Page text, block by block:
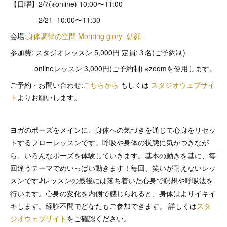
【日曜】2/7(※online) 10:00〜11:00
2/21 10:00〜11:30
会場:身体調律の空間 Morning glory -朝顔-
参加費: スタジオレッスン 5,000円 定員:３名(ご予約制)
onlineレッスン 3,000円(ご予約制) ※zoomを使用します。
ご予約・お問い合わせ:こちらから もしくは スタジオウェブサイ
ト よりお願いします。
ヨガのポーズをメインに、身体への気づきを通じて心身をリセッ
トするフローレッスンです。呼吸や身体の状態に気がつきなが
ら、いろんなポーズを体験していきます。基本の動きを基に、毎
回違うテーマでめいっぱい動きます！毎回、笑いが耐えないレッ
スンです♪レッスンの最後には落ち着いた心身で瞑想や呼吸法を
行います。心身の変化を内側で感じられると、身体はよりイキイ
キします。経験不問でどなたもご参加できます。 詳しくはスタ
ジオウェブサイト をご確認ください。